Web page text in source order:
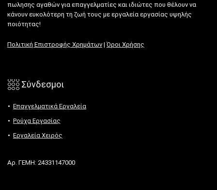
πωλησης αγαθών για επαγγελματίες και ιδιώτες που θέλουν να
κάνουν ευκολότερη τη ζωή τους με εργαλεία εργασίας υψηλής
ποιότητας!
Πολιτική Επιστροφής Χρημάτων | Όροι Χρήσης
𓃑 Σύνδεσμοι
Επαγγελματικά Εργαλεία
Ρούχα Εργασίας
Εργαλεία Χειρός
Αρ. ΓΕΜΗ: 24331147000